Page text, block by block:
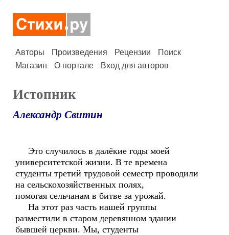
Авторы Произведения Рецензии
Поиск
Магазин
О портале Вход для авторов
Истопник
Александр Свитин
Это случилось в далёкие годы моей
университетской жизни. В те времена
студенты третий трудовой семестр проводили
на сельскохозяйственных полях,
помогая сельчанам в битве за урожай.
На этот раз часть нашей группы
разместили в старом деревянном здании
бывшей церкви. Мы, студенты